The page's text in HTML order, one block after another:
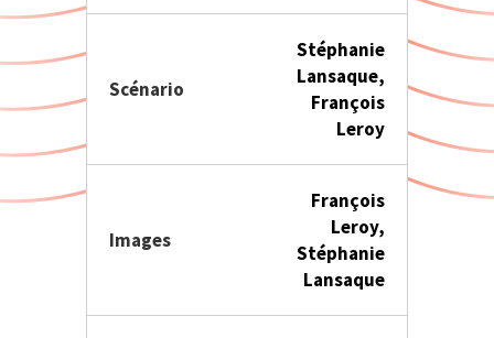
Scénario
Stéphanie
Lansaque,
François
Leroy
Images
François
Leroy,
Stéphanie
Lansaque